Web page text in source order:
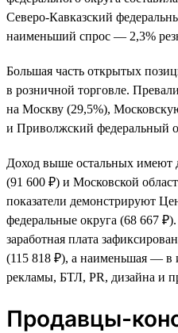
Северо-Кавказский
наименьший спрос — 2,3%
Большая часть открытых
в розничной торговле.
на Москву (29,5%),
и Приволжский федеральный
Доход выше остальных имеют
(91 600 ₽) и Московской
показатели демонстрируют
федеральные округа (68 667
заработная плата
(115 818 ₽), а наименьшая —
рекламы, БТЛ, PR, дизайна и
Продавцы-